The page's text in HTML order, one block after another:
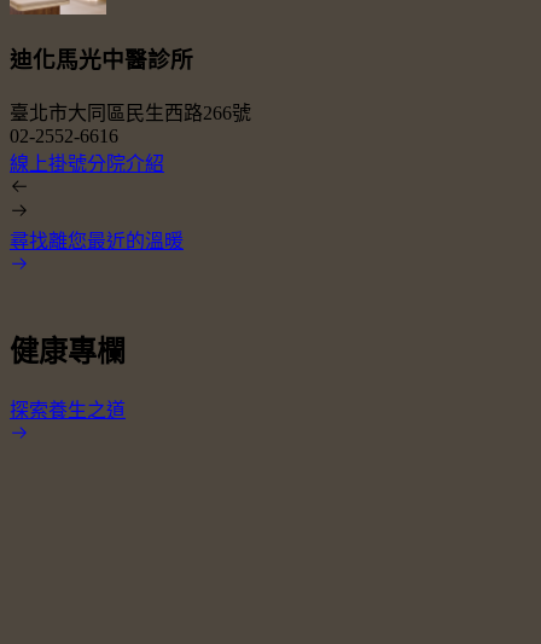
迪化馬光中醫診所
臺北市大同區民生西路266號
02-2552-6616
線上掛號分院介紹
尋找離您最近的溫暖
健康專欄
探索養生之道